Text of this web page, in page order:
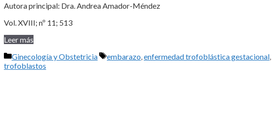
Autora principal: Dra. Andrea Amador-Méndez
Vol. XVIII; nº 11; 513
Leer más
Categorías
Ginecología y Obstetricia Etiquetas
embarazo,enfermedad trofoblástica gestacional,
trofoblastos